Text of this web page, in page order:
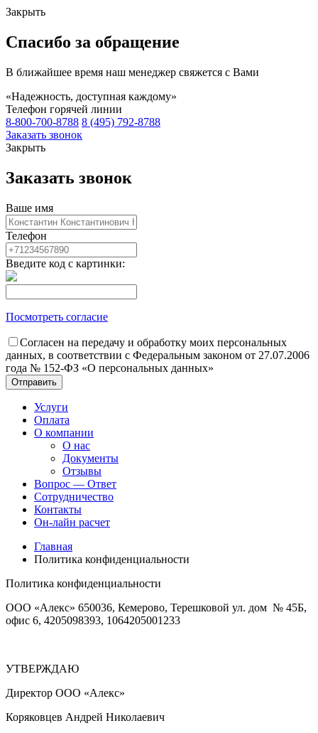
Закрыть
Спасибо за обращение
В ближайшее время наш менеджер свяжется с Вами
«Надежность, доступная каждому»
Телефон горячей линии
8-800-700-8788 8 (495) 792-8788
Заказать звонок
Закрыть
Заказать звонок
Ваше имя
Телефон
Введите код с картинки:
Посмотреть согласие
Согласен на передачу и обработку моих персональных
данных, в соответствии с Федеральным законом от 27.07.2006
года № 152-ФЗ «О персональных данных»
Отправить
Услуги
Оплата
О компании
О нас
Документы
Отзывы
Вопрос — Ответ
Сотрудничество
Контакты
Он-лайн расчет
Главная
Политика конфиденциальности
Политика конфиденциальности
ООО «Алекс» 650036, Кемерово, Терешковой ул. дом № 45Б,
офис 6, 4205098393, 1064205001233
УТВЕРЖДАЮ
Директор ООО «Алекс»
Коряковцев Андрей Николаевич